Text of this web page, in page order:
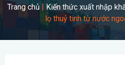
Trang chủ | Kiến thức xuất nhập
lọ thuỷ tinh từ nước